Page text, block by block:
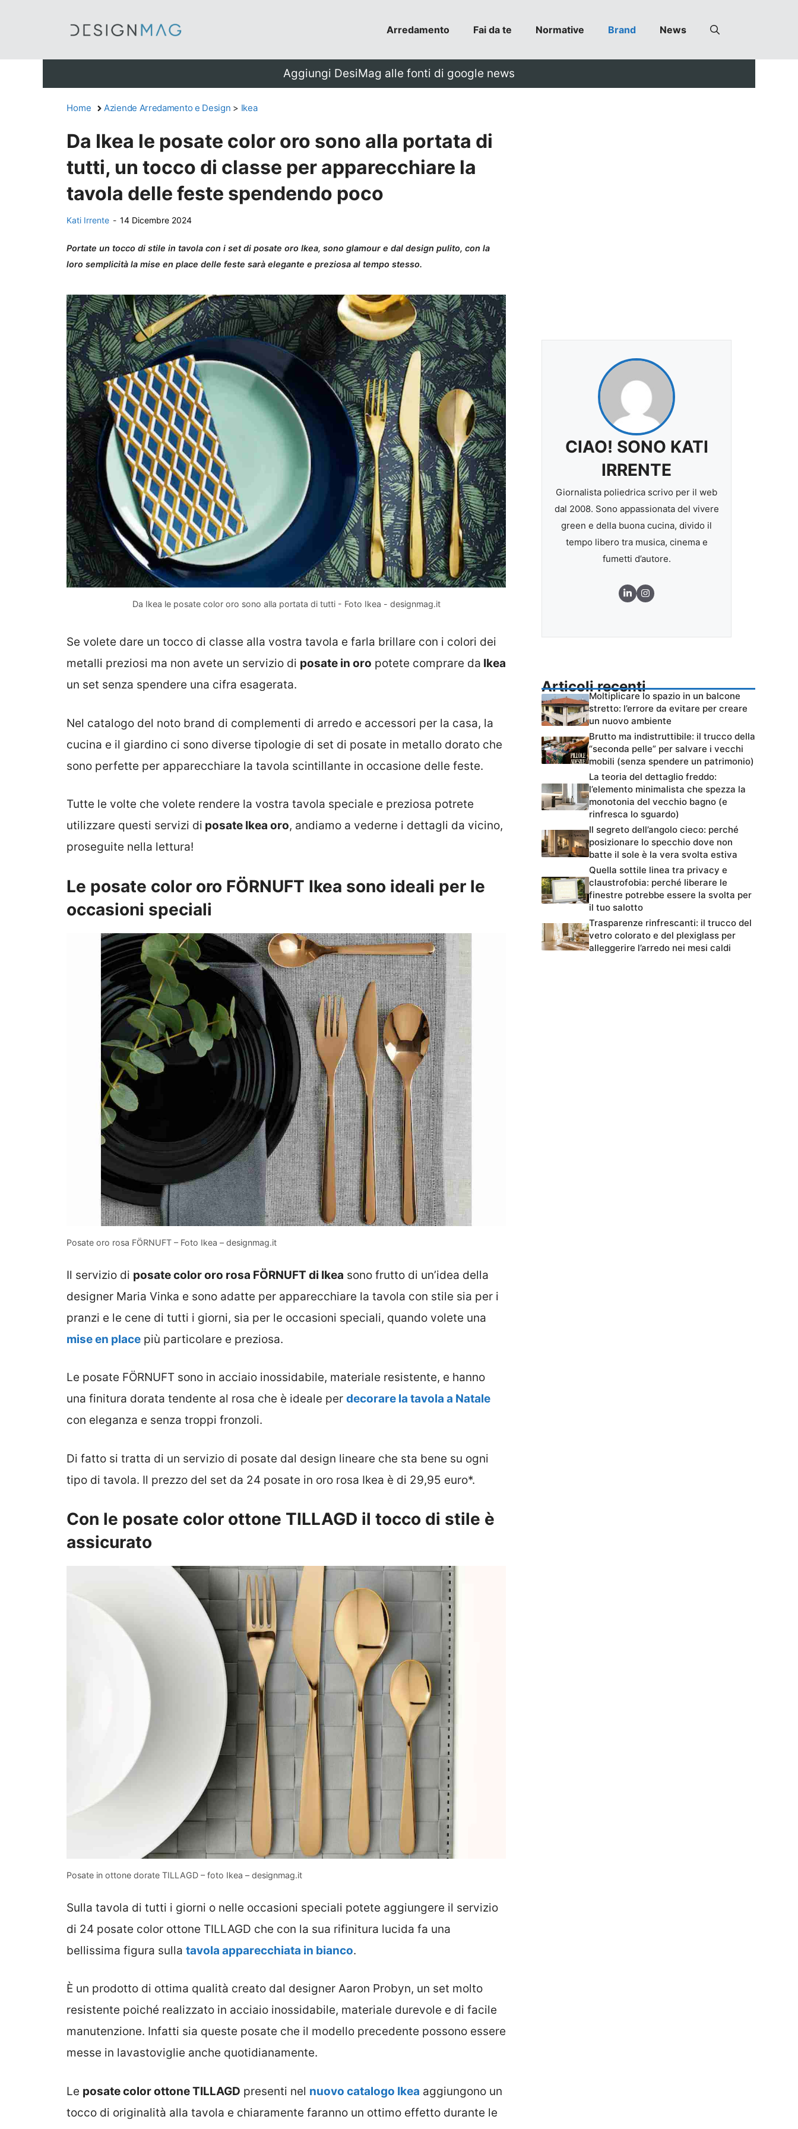
Arredamento Fai da te Normative Brand News
Aggiungi DesiMag alle fonti di google news
Home Aziende Arredamento e Design > Ikea
Da Ikea le posate color oro sono alla portata di
tutti, un tocco di classe per apparecchiare la
tavola delle feste spendendo poco
Kati Irrente - 14 Dicembre 2024
Portate un tocco di stile in tavola con i set di posate oro Ikea, sono glamour e dal design pulito, con la
loro semplicità la mise en place delle feste sarà elegante e preziosa al tempo stesso.
Da Ikea le posate color oro sono alla portata di tutti - Foto Ikea - designmag.it
Se volete dare un tocco di classe alla vostra tavola e farla brillare con i colori dei
metalli preziosi ma non avete un servizio di posate in oro potete comprare da Ikea
un set senza spendere una cifra esagerata.
Nel catalogo del noto brand di complementi di arredo e accessori per la casa, la
cucina e il giardino ci sono diverse tipologie di set di posate in metallo dorato che
sono perfette per apparecchiare la tavola scintillante in occasione delle feste.
Tutte le volte che volete rendere la vostra tavola speciale e preziosa potrete
utilizzare questi servizi di posate Ikea oro, andiamo a vederne i dettagli da vicino,
proseguite nella lettura!
Le posate color oro FÖRNUFT Ikea sono ideali per le
occasioni speciali
Posate oro rosa FÖRNUFT – Foto Ikea – designmag.it
Il servizio di posate color oro rosa FÖRNUFT di Ikea sono frutto di un’idea della
designer Maria Vinka e sono adatte per apparecchiare la tavola con stile sia per i
pranzi e le cene di tutti i giorni, sia per le occasioni speciali, quando volete una
mise en place più particolare e preziosa.
Le posate FÖRNUFT sono in acciaio inossidabile, materiale resistente, e hanno
una finitura dorata tendente al rosa che è ideale per decorare la tavola a Natale
con eleganza e senza troppi fronzoli.
Di fatto si tratta di un servizio di posate dal design lineare che sta bene su ogni
tipo di tavola. Il prezzo del set da 24 posate in oro rosa Ikea è di 29,95 euro*.
Con le posate color ottone TILLAGD il tocco di stile è
assicurato
Posate in ottone dorate TILLAGD – foto Ikea – designmag.it
Sulla tavola di tutti i giorni o nelle occasioni speciali potete aggiungere il servizio
di 24 posate color ottone TILLAGD che con la sua rifinitura lucida fa una
bellissima figura sulla tavola apparecchiata in bianco.
È un prodotto di ottima qualità creato dal designer Aaron Probyn, un set molto
resistente poiché realizzato in acciaio inossidabile, materiale durevole e di facile
manutenzione. Infatti sia queste posate che il modello precedente possono essere
messe in lavastoviglie anche quotidianamente.
Le posate color ottone TILLAGD presenti nel nuovo catalogo Ikea aggiungono un
tocco di originalità alla tavola e chiaramente faranno un ottimo effetto durante le
CIAO! SONO KATI
IRRENTE
Giornalista poliedrica scrivo per il web
dal 2008. Sono appassionata del vivere
green e della buona cucina, divido il
tempo libero tra musica, cinema e
fumetti d’autore.
Articoli recenti
Moltiplicare lo spazio in un balcone
stretto: l’errore da evitare per creare
un nuovo ambiente
Brutto ma indistruttibile: il trucco della
“seconda pelle” per salvare i vecchi
mobili (senza spendere un patrimonio)
La teoria del dettaglio freddo:
l’elemento minimalista che spezza la
monotonia del vecchio bagno (e
rinfresca lo sguardo)
Il segreto dell’angolo cieco: perché
posizionare lo specchio dove non
batte il sole è la vera svolta estiva
Quella sottile linea tra privacy e
claustrofobia: perché liberare le
finestre potrebbe essere la svolta per
il tuo salotto
Trasparenze rinfrescanti: il trucco del
vetro colorato e del plexiglass per
alleggerire l’arredo nei mesi caldi